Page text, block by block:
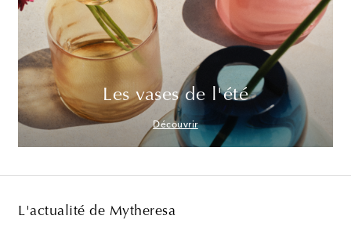
Les vases de l'été
Découvrir
L'actualité de Mytheresa